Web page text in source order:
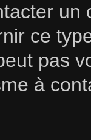
un
ce
pas
à